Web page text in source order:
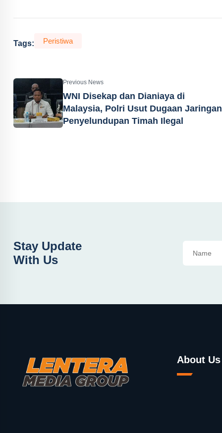
Tags: Peristiwa
Previous News
WNI Disekap dan Dianiaya di
Malaysia, Polri Usut Dugaan Jaringan
Penyelundupan Timah Ilegal
Stay Update
With Us
About Us